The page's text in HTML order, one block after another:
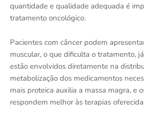
quantidade e qualidade adequada é
tratamento oncológico.
Pacientes com câncer podem
muscular, o que dificulta o tratamento,
estão envolvidos diretamente na
metabolização dos medicamentos
mais proteica auxilia a massa magra, e
respondem melhor às terapias